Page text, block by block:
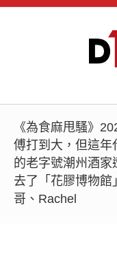
《為食麻甩騷》
傅打到大，但這年
的老字號潮州酒
去了「花膠博物館
哥、Rachel